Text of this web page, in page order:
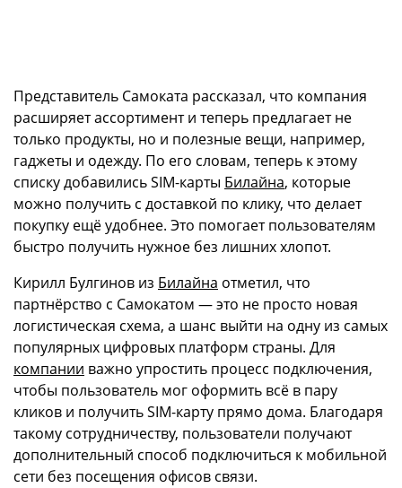
Представитель Самоката рассказал, что компания
расширяет ассортимент и теперь предлагает не
только продукты, но и полезные вещи, например,
гаджеты и одежду. По его словам, теперь к этому
списку добавились SIM-карты Билайна, которые
можно получить с доставкой по клику, что делает
покупку ещё удобнее. Это помогает пользователям
быстро получить нужное без лишних хлопот.
Кирилл Булгинов из Билайна отметил, что
партнёрство с Самокатом — это не просто новая
логистическая схема, а шанс выйти на одну из самых
популярных цифровых платформ страны. Для
компании важно упростить процесс подключения,
чтобы пользователь мог оформить всё в пару
кликов и получить SIM-карту прямо дома. Благодаря
такому сотрудничеству, пользователи получают
дополнительный способ подключиться к мобильной
сети без посещения офисов связи.